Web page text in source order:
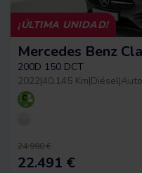
¡ÚLTIMA UNIDAD!
Mercedes Benz
200D 150 DCT
2022|40.145 Km|Diésel|
24.990 €
22.491 €